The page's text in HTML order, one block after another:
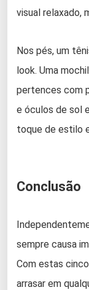
visual relaxado,
Nos pés, um
look. Uma
pertences com
e óculos de sol
toque de estilo
Conclusão
sempre causa
Com estas
arrasar em